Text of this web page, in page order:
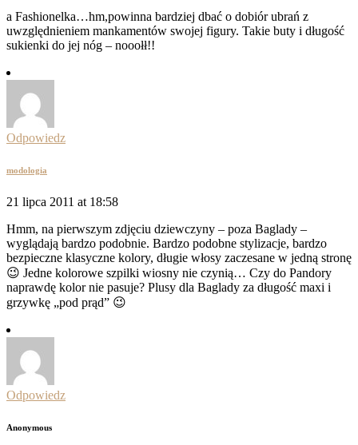
a Fashionelka…hm,powinna bardziej dbać o dobiór ubrań z
uwzględnieniem mankamentów swojej figury. Takie buty i długość
sukienki do jej nóg – nooołł!!
Odpowiedz
modologia
21 lipca 2011 at 18:58
Hmm, na pierwszym zdjęciu dziewczyny – poza Baglady –
wyglądają bardzo podobnie. Bardzo podobne stylizacje, bardzo
bezpieczne klasyczne kolory, długie włosy zaczesane w jedną stronę
😉 Jedne kolorowe szpilki wiosny nie czynią… Czy do Pandory
naprawdę kolor nie pasuje? Plusy dla Baglady za długość maxi i
grzywkę „pod prąd” 😉
Odpowiedz
Anonymous